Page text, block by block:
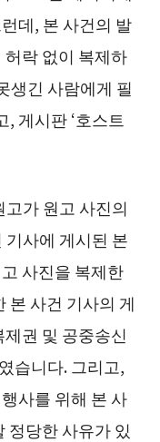
데, 본 사건의 발
락 없이 복제하
생긴 사람에게 필
게시판 ‘호스트
가 원고 사진의
사에 게시된 본
사진을 복제한
본 사건 기사의 게
권 및 공중송신
습니다. 그리고,
사를 위해 본 사
정당한 사유가 있